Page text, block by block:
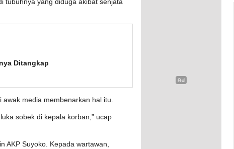
Ditangkap
media membenarkan hal itu.
sobek di kepala korban,” ucap
AKP Suyoko. Kepada wartawan,